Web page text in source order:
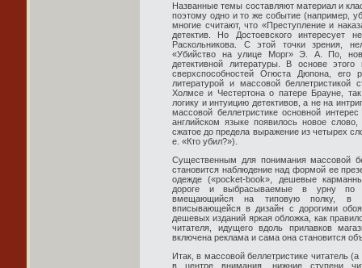
Названные темы составляют материал и
поэтому одно и то же событие (например,
многие считают, что «Преступление и
детектив. Но Достоевского интересует
Раскольникова. С этой точки зрения,
«Убийство на улице Морг» Э. А. По,
детективной литературы. В основе
сверхспособностей Огюста Дюпона,
литературой и массовой
Холмсе и Честертона о патере Брауне,
логику и интуицию детективов, а не на
массовой беллетристике основной
английском языке появилось новое
сжатое до предела выражение из четырех
е. «Кто убил?»).
Существенным для понимания массовой
становится наблюдение над формой ее
одежде («pocket-book», дешевые
дороге и выбрасываемые в урну по
вмещающийся на типовую полку, в
вписывающейся в дизайн с дорогими
дешевых изданий яркая обложка, как
читателя, идущего вдоль прилавков
включена реклама и сама она становится
Итак, в массовой беллетристике читатель
в центре внимания, нижние ступени